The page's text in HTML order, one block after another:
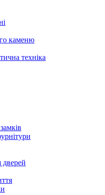
каменю
техніка
дверей